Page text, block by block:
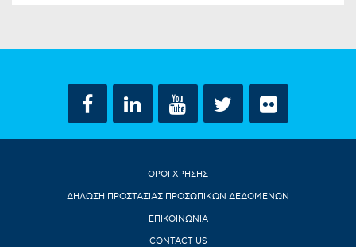
ΟΡΟΙ ΧΡΗΣΗΣ
ΔΗΛΩΣΗ ΠΡΟΣΤΑΣΙΑΣ ΠΡΟΣΩΠΙΚΩΝ ΔΕΔΟΜΕΝΩΝ
ΕΠΙΚΟΙΝΩΝΙΑ
CONTACT US